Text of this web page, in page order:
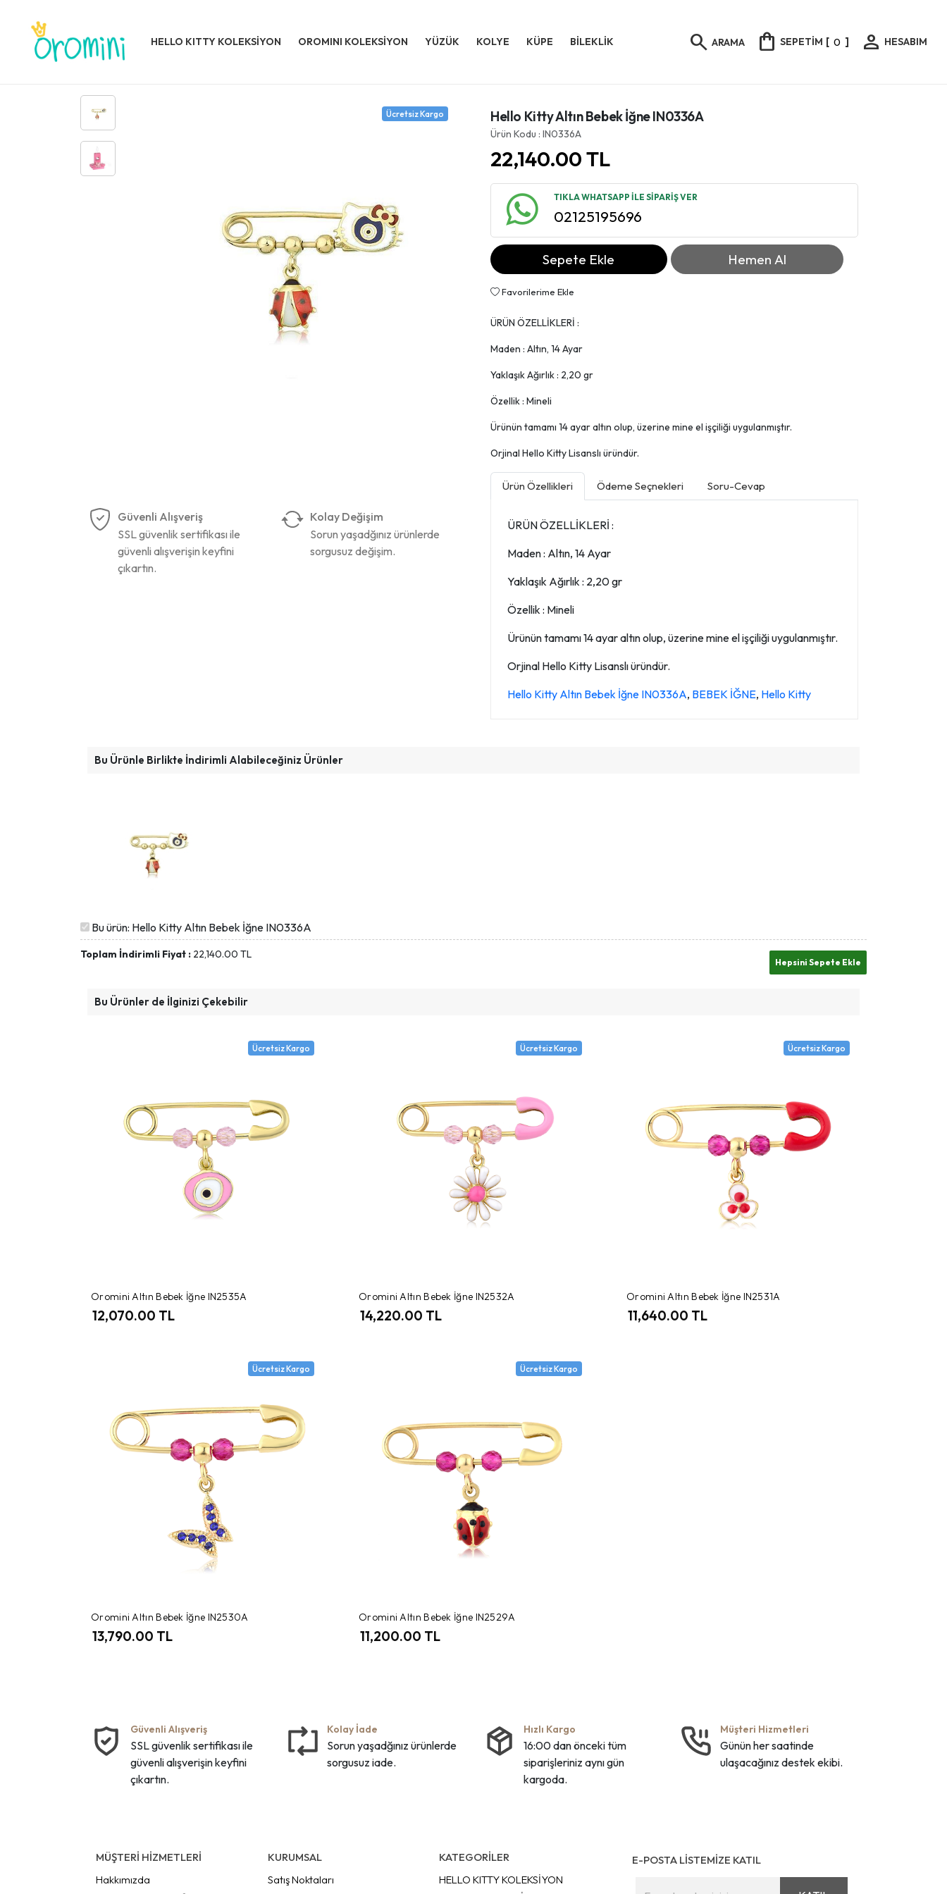
HELLO KITTY KOLEKSİYON OROMINI KOLEKSİYON YÜZÜK KOLYE KÜPE BİLEKLİK search ARAMA shopping_bag SEPETİM [ 0 ] person HESABIM
Ücretsiz Kargo
Güvenli Alışveriş
SSL güvenlik sertifikası ile
güvenli alışverişin keyfini
çıkartın.
Kolay Değişim
Sorun yaşadğınız ürünlerde
sorgusuz değişim.
Hello Kitty Altın Bebek İğne IN0336A
Ürün Kodu : IN0336A
22,140.00TL
TIKLA WHATSAPP İLE SİPARİŞ VER
02125195696
Sepete Ekle Hemen Al
Favorilerime Ekle
ÜRÜN ÖZELLİKLERİ :
Maden : Altın, 14 Ayar
Yaklaşık Ağırlık : 2,20 gr
Özellik : Mineli
Ürünün tamamı 14 ayar altın olup, üzerine mine el işçiliği uygulanmıştır.
Orjinal Hello Kitty Lisanslı üründür.
Ürün Özellikleri Ödeme Seçnekleri Soru-Cevap
ÜRÜN ÖZELLİKLERİ :
Maden : Altın, 14 Ayar
Yaklaşık Ağırlık : 2,20 gr
Özellik : Mineli
Ürünün tamamı 14 ayar altın olup, üzerine mine el işçiliği uygulanmıştır.
Orjinal Hello Kitty Lisanslı üründür.
Hello Kitty Altın Bebek İğne IN0336A, BEBEK İĞNE, Hello Kitty
Bu Ürünle Birlikte İndirimli Alabileceğiniz Ürünler
Bu ürün: Hello Kitty Altın Bebek İğne IN0336A
Toplam İndirimli Fiyat : 22,140.00 TL
Bu Ürünler de İlginizi Çekebilir
Ücretsiz Kargo
Oromini Altın Bebek İğne IN2535A
12,070.00 TL
Ücretsiz Kargo
Oromini Altın Bebek İğne IN2532A
14,220.00 TL
Ücretsiz Kargo
Oromini Altın Bebek İğne IN2531A
11,640.00 TL
Ücretsiz Kargo
Oromini Altın Bebek İğne IN2530A
13,790.00 TL
Ücretsiz Kargo
Oromini Altın Bebek İğne IN2529A
11,200.00 TL
Güvenli Alışveriş
SSL güvenlik sertifikası ile
güvenli alışverişin keyfini
çıkartın.
Kolay İade
Sorun yaşadğınız ürünlerde
sorgusuz iade.
Hızlı Kargo
16:00 dan önceki tüm
siparişleriniz aynı gün
kargoda.
Müşteri Hizmetleri
Günün her saatinde
ulaşacağınız destek ekibi.
MÜŞTERİ HİZMETLERİ
Hakkımızda
KURUMSAL
Satış Noktaları
KATEGORİLER
HELLO KITTY KOLEKSİYON
E-POSTA LİSTEMİZE KATIL